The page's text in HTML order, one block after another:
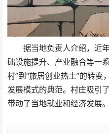
据当地负责人介绍，近
础设施提升、产业融合等一
村”到“旅居创业热土”的转变
发展模式的典范。村庄吸引
带动了当地就业和经济发展。